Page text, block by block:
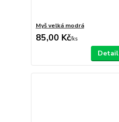
Myš velká modrá
85,00 Kč/ks
Detail